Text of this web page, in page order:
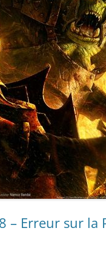
– Erreur sur la